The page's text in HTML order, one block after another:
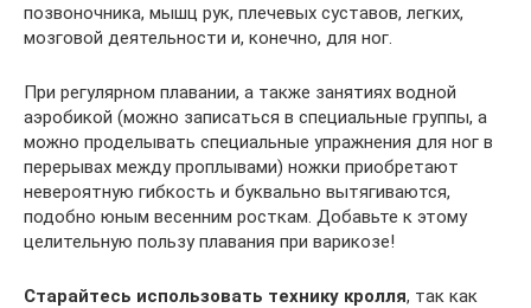
позвоночника, мышц рук, плечевых суставов, легких,
мозговой деятельности и, конечно, для ног.
При регулярном плавании, а также занятиях водной
аэробикой (можно записаться в специальные группы, а
можно проделывать специальные упражнения для ног в
перерывах между проплывами) ножки приобретают
невероятную гибкость и буквально вытягиваются,
подобно юным весенним росткам. Добавьте к этому
целительную пользу плавания при варикозе!
Старайтесь использовать технику кролля, так как